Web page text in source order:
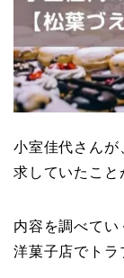
小室佳代さんが
求していたこと
内容を調べてい
洋菓子店でトラ